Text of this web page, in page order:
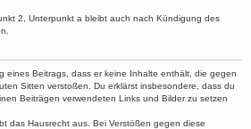
2, Unterpunkt a bleibt auch nach Kündigung des
eines Beitrags, dass er keine Inhalte enthält, die gegen
Sitten verstoßen. Du erklärst insbesondere, dass du
Beiträgen verwendeten Links und Bilder zu setzen
das Hausrecht aus. Bei Verstößen gegen diese